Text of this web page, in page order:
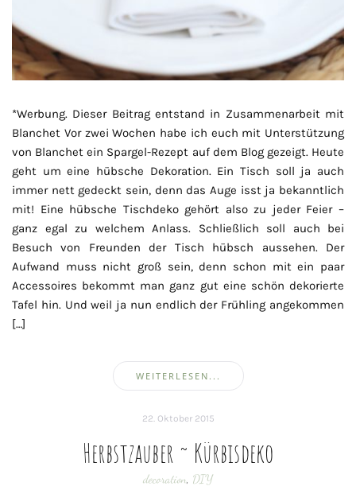
*Werbung. Dieser Beitrag entstand in Zusammenarbeit mit
Blanchet Vor zwei Wochen habe ich euch mit Unterstützung
von Blanchet ein Spargel-Rezept auf dem Blog gezeigt. Heute
geht um eine hübsche Dekoration. Ein Tisch soll ja auch
immer nett gedeckt sein, denn das Auge isst ja bekanntlich
mit! Eine hübsche Tischdeko gehört also zu jeder Feier –
ganz egal zu welchem Anlass. Schließlich soll auch bei
Besuch von Freunden der Tisch hübsch aussehen. Der
Aufwand muss nicht groß sein, denn schon mit ein paar
Accessoires bekommt man ganz gut eine schön dekorierte
Tafel hin. Und weil ja nun endlich der Frühling angekommen
[…]
WEITERLESEN...
22. Oktober 2015
Herbstzauber ~ Kürbisdeko
decoration, DIY